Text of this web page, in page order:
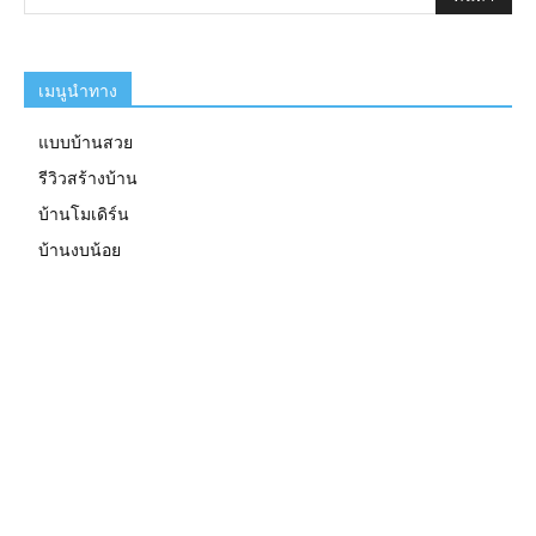
เมนูนำทาง
แบบบ้านสวย
รีวิวสร้างบ้าน
บ้านโมเดิร์น
บ้านงบน้อย